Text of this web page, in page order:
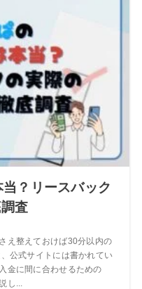
？リースバック
査
え整えておけば30分以内の
公式サイトには書かれてい
金に間に合わせるための
し...